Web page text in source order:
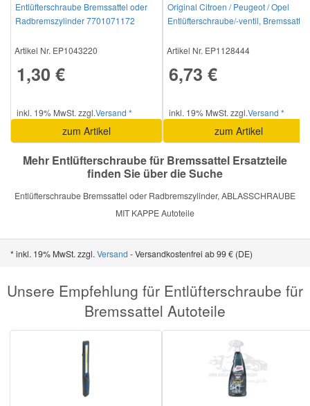
Entlüfterschraube Bremssattel oder
Radbremszylinder 7701071172
Artikel Nr. EP1043220
1,30 €
inkl. 19% MwSt. zzgl.Versand *
zum Artikel
Original Citroen / Peugeot / Opel
Entlüfterschraube/-ventil, Bremssattel
Artikel Nr. EP1128444
6,73 €
inkl. 19% MwSt. zzgl.Versand *
zum Artikel
Mehr Entlüfterschraube für Bremssattel Ersatzteile
finden Sie über die Suche
Entlüfterschraube Bremssattel oder Radbremszylinder, ABLASSCHRAUBE
MIT KAPPE Autoteile
* inkl. 19% MwSt. zzgl. Versand - Versandkostenfrei ab 99 € (DE)
Unsere Empfehlung für Entlüfterschraube für
Bremssattel Autoteile
Suzuki Ersatzteile
Toyota Ersatzteile
Vauxhall Ersatzteile
Volvo Ersatzteile